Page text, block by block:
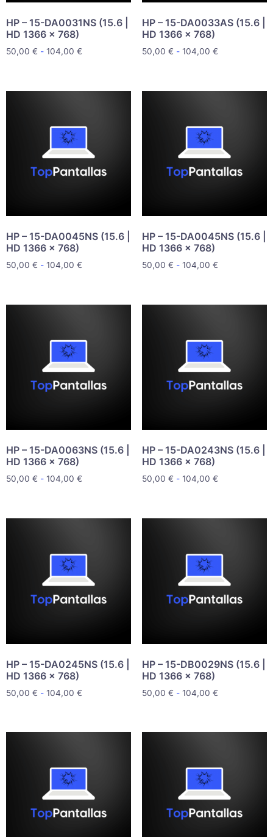
HP – 15-DA0031NS (15.6 |
HD 1366 x 768)
50,00 € - 104,00 €
HP – 15-DA0033AS (15.6 |
HD 1366 x 768)
50,00 € - 104,00 €
HP – 15-DA0045NS (15.6 |
HD 1366 x 768)
50,00 € - 104,00 €
HP – 15-DA0045NS (15.6 |
HD 1366 x 768)
50,00 € - 104,00 €
HP – 15-DA0063NS (15.6 |
HD 1366 x 768)
50,00 € - 104,00 €
HP – 15-DA0243NS (15.6 |
HD 1366 x 768)
50,00 € - 104,00 €
HP – 15-DA0245NS (15.6 |
HD 1366 x 768)
50,00 € - 104,00 €
HP – 15-DB0029NS (15.6 |
HD 1366 x 768)
50,00 € - 104,00 €